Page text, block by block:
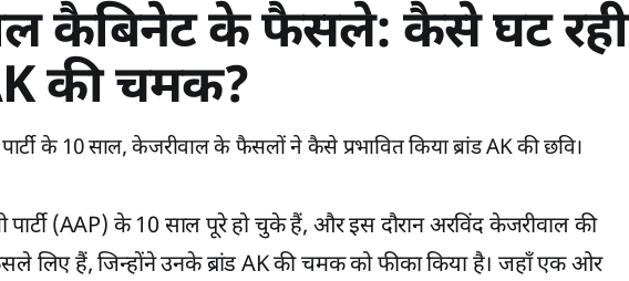
कैबिनेट के फैसले: कैसे घट रही
की चमक?
के 10 साल, केजरीवाल के फैसलों ने कैसे प्रभावित किया ब्रांड AK की छवि।
(AAP) के 10 साल पूरे हो चुके हैं, और इस दौरान अरविंद केजरीवाल की
लिए हैं, जिन्होंने उनके ब्रांड AK की चमक को फीका किया है। जहाँ एक ओर